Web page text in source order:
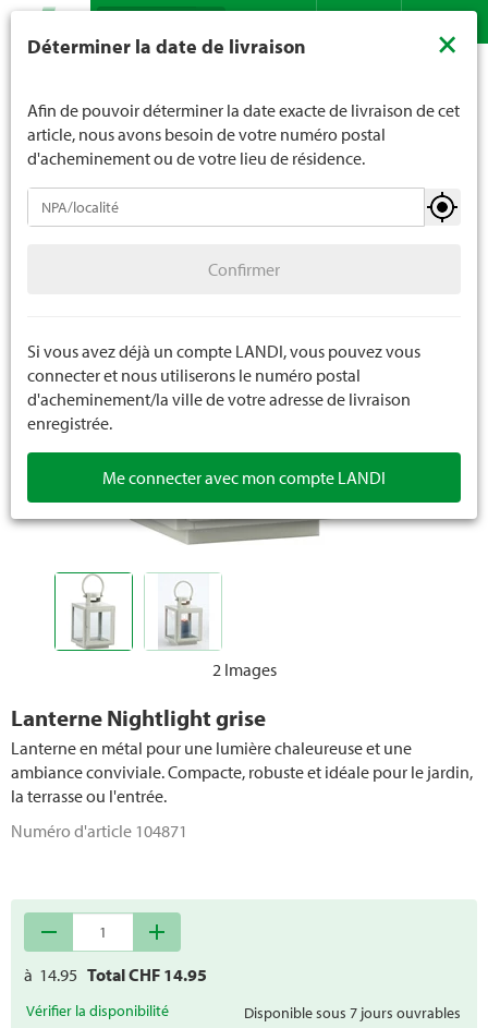
Recherche
2 Images
Lanterne Nightlight grise
Lanterne en métal pour une lumière chaleureuse et une
ambiance conviviale. Compacte, robuste et idéale pour le jardin,
la terrasse ou l'entrée.
Numéro d'article 104871
remove add
à 14.95 Total CHF 14.95
Vérifier la disponibilité
Disponible sous 7 jours ouvrables
Déco
Lanternes/photophores/chandeliers
Parfums
Figures de déco
Papier cadeau / rubans
Déco de Pâques
Déterminer la date de livraison ×
Afin de pouvoir déterminer la date exacte de livraison de cet
article, nous avons besoin de votre numéro postal
d'acheminement ou de votre lieu de résidence.
Confirmer
Si vous avez déjà un compte LANDI, vous pouvez vous
connecter et nous utiliserons le numéro postal
d'acheminement/la ville de votre adresse de livraison
enregistrée.
Me connecter avec mon compte LANDI
moins de 16 ans. La limite d'âge est de 18 ans pour les
nous indiquez votre âge de manière contraignante.